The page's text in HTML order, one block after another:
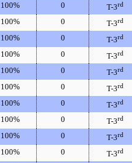
100% 0 T-3rd
100% 0 T-3rd
100% 0 T-3rd
100% 0 T-3rd
100% 0 T-3rd
100% 0 T-3rd
100% 0 T-3rd
100% 0 T-3rd
100% 0 T-3rd
100% 0 T-3rd